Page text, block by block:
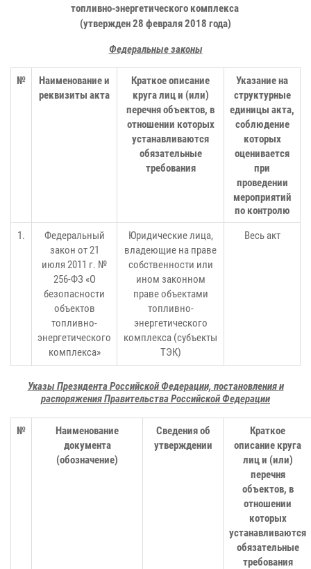
топливно-энергетического комплекса
(утвержден 28 февраля 2018 года)
Федеральные законы
№
Наименование и
реквизиты акта
Краткое описание
круга лиц и (или)
перечня объектов, в
отношении которых
устанавливаются
обязательные
требования
Указание на
структурные
единицы акта,
соблюдение
которых
оценивается
при
проведении
мероприятий
по контролю
1.
Федеральный
закон от 21
июля 2011 г. №
256-ФЗ «О
безопасности
объектов
топливно-
энергетического
комплекса»
Юридические лица,
владеющие на праве
собственности или
ином законном
праве объектами
топливно-
энергетического
комплекса (субъекты
ТЭК)
Весь акт
Указы Президента Российской Федерации, постановления и
распоряжения Правительства Российской Федерации
№
Наименование
документа
(обозначение)
Сведения об
утверждении
Краткое
описание круга
лиц и (или)
перечня
объектов, в
отношении
которых
устанавливаются
обязательные
требования